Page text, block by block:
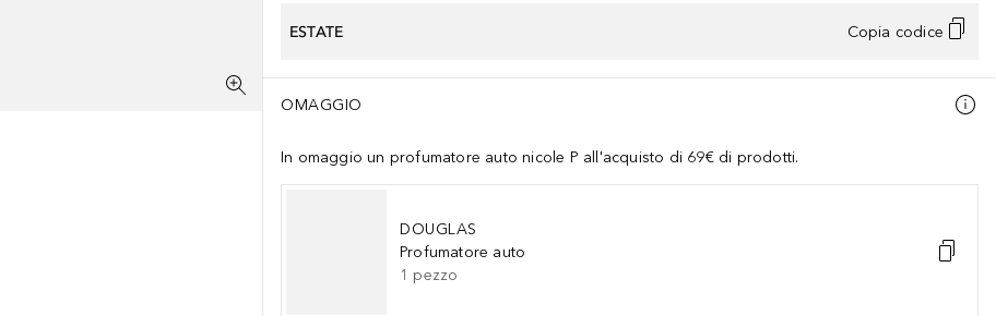
ESTATE Copia codice
OMAGGIO
In omaggio un profumatore auto nicole P all'acquisto di 69€ di prodotti.
DOUGLAS
Profumatore auto
1 pezzo